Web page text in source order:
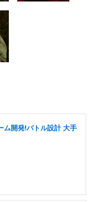
ム開発!バトル設計 大手